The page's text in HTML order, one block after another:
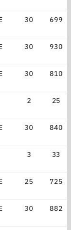
30 699
30 930
30 810
2 25
30 840
3 33
25 725
30 882